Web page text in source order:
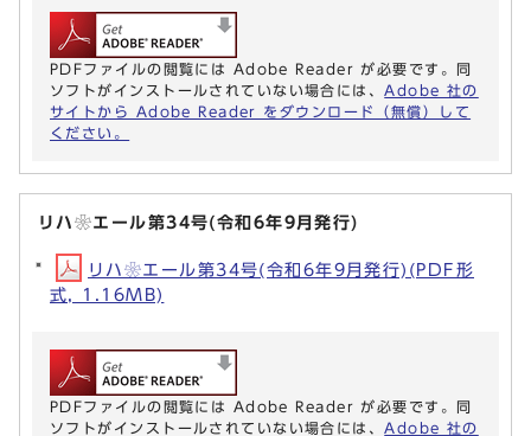
PDFファイルの閲覧には Adobe Reader が必要です。同
ソフトがインストールされていない場合には、 Adobe 社の
サイトから Adobe Reader をダウンロード（無償）して
ください。
リハ❀エール第34号(令和6年9月発行)
リハ❀エール第34号(令和6年9月発行)(PDF形
式, 1.16MB)
PDFファイルの閲覧には Adobe Reader が必要です。同
ソフトがインストールされていない場合には、 Adobe 社の